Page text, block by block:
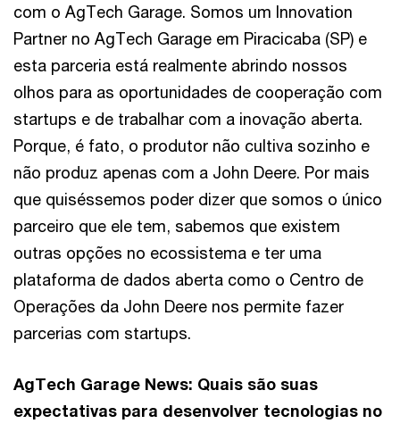
com o AgTech Garage. Somos um Innovation
Partner no AgTech Garage em Piracicaba (SP) e
esta parceria está realmente abrindo nossos
olhos para as oportunidades de cooperação com
startups e de trabalhar com a inovação aberta.
Porque, é fato, o produtor não cultiva sozinho e
não produz apenas com a John Deere. Por mais
que quiséssemos poder dizer que somos o único
parceiro que ele tem, sabemos que existem
outras opções no ecossistema e ter uma
plataforma de dados aberta como o Centro de
Operações da John Deere nos permite fazer
parcerias com startups.
AgTech Garage News: Quais são suas
expectativas para desenvolver tecnologias no